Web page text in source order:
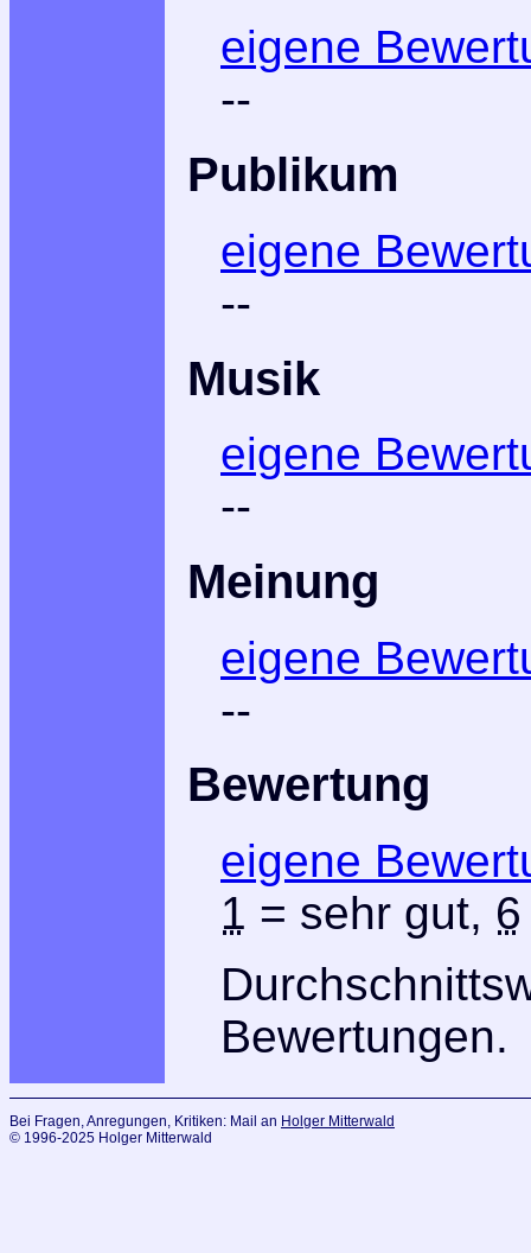
eigene
--
Publikum
eigene
--
Musik
eigene
--
Meinung
eigene
--
Bewertung
eigene
1 = sehr gut, 6
Bewertungen.
Bei Fragen, Anregungen, Kritiken: Mail an Holger Mitterwald
© 1996-2025 Holger Mitterwald